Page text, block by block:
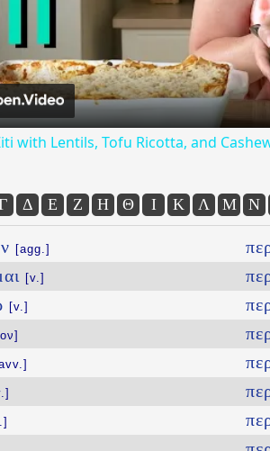
with Lentils, Tofu Ricotta, and
Δ Ε Ζ Η Θ Ι Κ Λ Μ Ν
[agg.]
[v.]
[v.]